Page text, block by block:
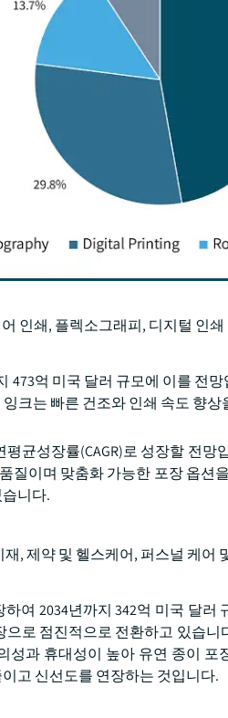
인쇄, 플렉소그래피, 디지털 인
473억 미국 달러 규모에 이를 전
크는 빠른 건조와 인쇄 속도 향
균성장률(CAGR)로 성장할 전
질이며 맞춤화 가능한 포장 옵션
니다.
, 제약 및 헬스케어, 퍼스널 케어
여 2034년까지 342억 미국 달
로 점진적으로 전환하고 있습
성과 휴대성이 높아 유연 종이
고 신선도를 연장하는 것입니다.